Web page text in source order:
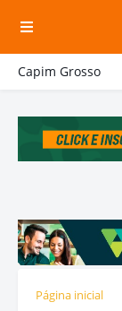
Capim Grosso
Página inicial